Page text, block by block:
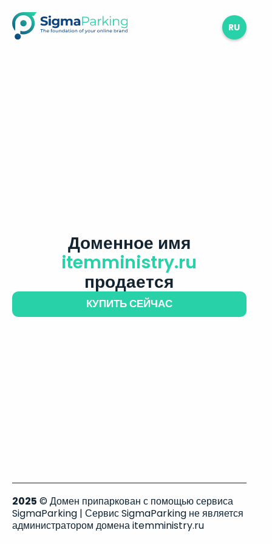
RU
Доменное имя
itemministry.ru
продается
КУПИТЬ СЕЙЧАС
2025 © Домен припаркован с помощью сервиса
SigmaParking | Сервис SigmaParking не является
администратором домена itemministry.ru